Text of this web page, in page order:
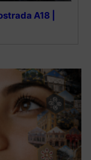
A18 |